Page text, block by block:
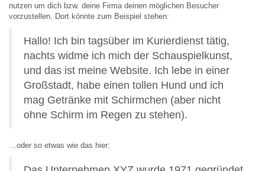
nutzen um dich bzw. deine Firma deinen möglichen Besucher
vorzustellen. Dort könnte zum Beispiel stehen:
Hallo! Ich bin tagsüber im Kurierdienst tätig,
nachts widme ich mich der Schauspielkunst,
und das ist meine Website. Ich lebe in einer
Großstadt, habe einen tollen Hund und ich
mag Getränke mit Schirmchen (aber nicht
ohne Schirm im Regen zu stehen).
…oder so etwas wie das hier: